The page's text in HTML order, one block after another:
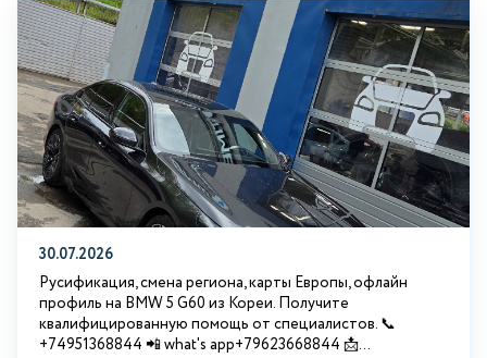
30.07.2026
Русификация, смена региона, карты Европы, офлайн
профиль на BMW 5 G60 из Кореи. Получите
квалифицированную помощь от специалистов. 📞
+74951368844 📲 what's app+79623668844 📩...